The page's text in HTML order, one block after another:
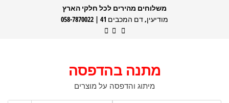
משלוחים מהירים לכל חלקי הארץ
מודיעין, דם המכבים 41 | 058-7870022
מתנה בהדפסה
מיתוג והדפסה על מוצרים